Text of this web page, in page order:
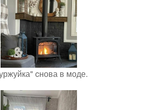
cнова в моде.